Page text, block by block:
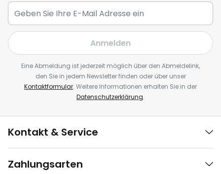
Anmelden
Eine Abmeldung ist jederzeit möglich über den Abmeldelink,
den Sie in jedem Newsletter finden oder über unser
Kontaktformular. Weitere Informationen erhalten Sie in der
Datenschutzerklärung.
Kontakt & Service
Zahlungsarten